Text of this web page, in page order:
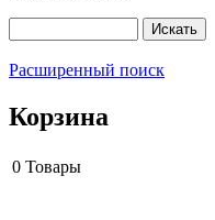
Расширенный поиск
Корзина
0 Товары